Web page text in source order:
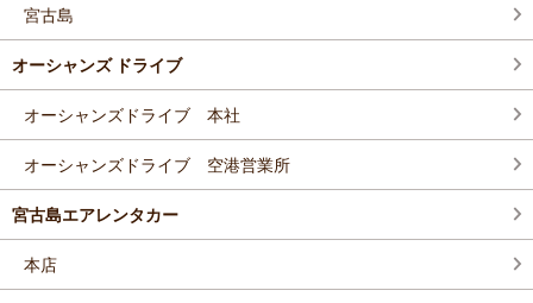
宮古島
オーシャンズ ドライブ
オーシャンズドライブ 本社
オーシャンズドライブ 空港営業所
宮古島エアレンタカー
本店